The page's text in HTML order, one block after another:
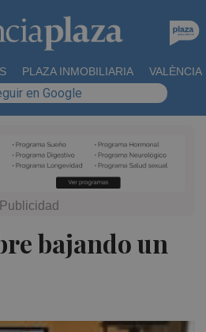
PLAZA INMOBILIARIA VALÈNCIA
en Google
bajando un